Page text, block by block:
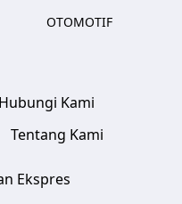
OTOMOTIF
Hubungi Kami
Tentang Kami
Ekspres